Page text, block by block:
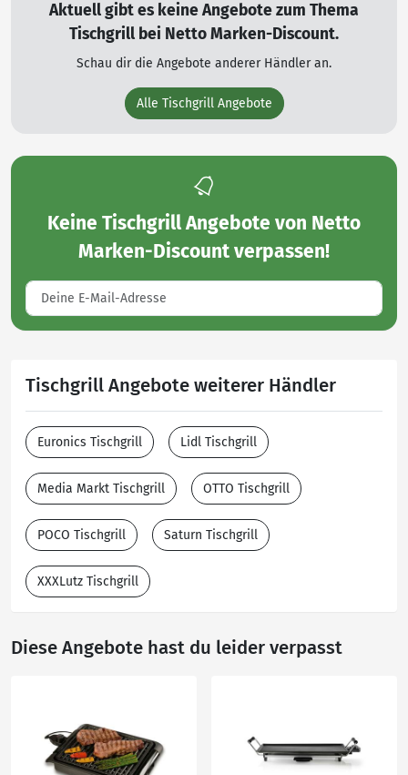
Aktuell gibt es keine Angebote zum Thema
Tischgrill bei Netto Marken-Discount.
Schau dir die Angebote anderer Händler an.
Alle Tischgrill Angebote
Keine Tischgrill Angebote von Netto
Marken-Discountverpassen!
Tischgrill Angebote weiterer Händler
Euronics Tischgrill Lidl Tischgrill
Media Markt Tischgrill OTTO Tischgrill
POCO Tischgrill Saturn Tischgrill
XXXLutz Tischgrill
Diese Angebote hast du leider verpasst